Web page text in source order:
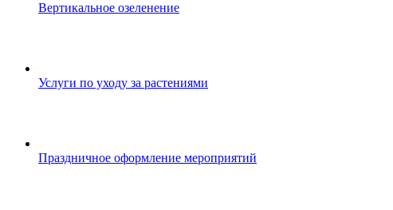
Вертикальное озеленение
Услуги по уходу за растениями
Праздничное оформление мероприятий